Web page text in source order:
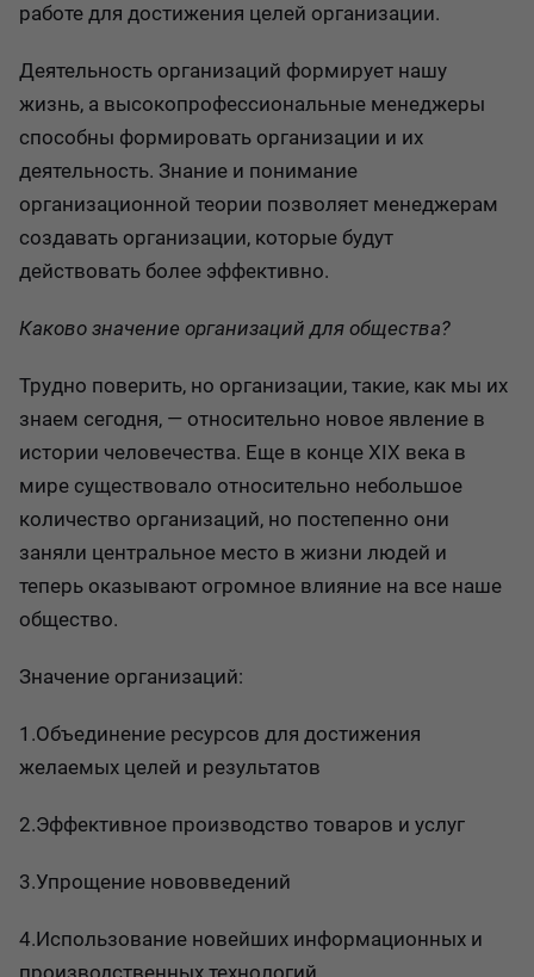
работе для достижения целей организации.
Деятельность организаций формирует нашу
жизнь, а высокопрофессиональные менеджеры
способны формировать организации и их
деятельность. Знание и понимание
организационной теории позволяет менеджерам
создавать организации, которые будут
действовать более эффективно.
Каково значение организаций для общества?
Трудно поверить, но организации, такие, как мы их
знаем сегодня, — относительно новое явление в
истории человечества. Еще в конце XIX века в
мире существовало относительно небольшое
количество организаций, но постепенно они
заняли центральное место в жизни людей и
теперь оказывают огромное влияние на все наше
общество.
Значение организаций:
1.Объединение ресурсов для достижения
желаемых целей и результатов
2.Эффективное производство товаров и услуг
3.Упрощение нововведений
4.Использование новейших информационных и
производственных технологий